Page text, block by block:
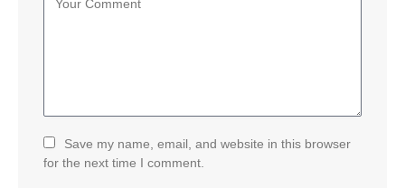
Save my name, email, and website in this browser
for the next time I comment.